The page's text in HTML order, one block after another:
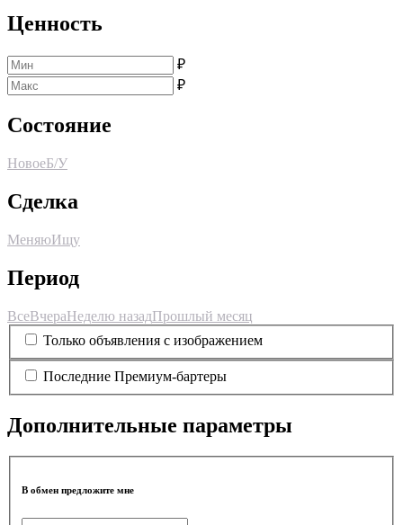
Ценность
₽
₽
Состояние
НовоеБ/У
Сделка
МеняюИщу
Период
ВсеВчераНеделю назадПрошлый месяц
Только объявления с изображением
Последние Премиум-бартеры
Дополнительные параметры
В обмен предложите мне